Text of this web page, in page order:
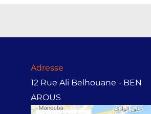
Adresse
12 Rue Ali Belhouane - BEN
AROUS